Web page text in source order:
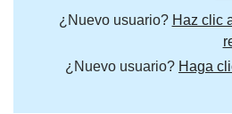
¿Nuevo usuario? Haz clic
¿Nuevo usuario? Haga